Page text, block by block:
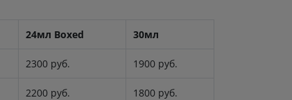
24мл Boxed 30мл
2300 руб. 1900 руб.
2200 руб. 1800 руб.